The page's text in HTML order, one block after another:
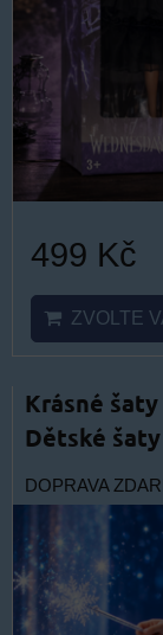
499 Kč
ZVOLTE
Krásné
Dětské
DOPRAVA